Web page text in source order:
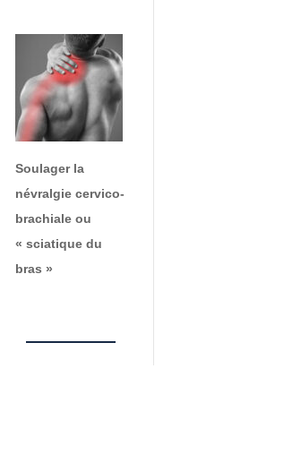
Soulager la
névralgie cervico-
brachiale ou
« sciatique du
bras »